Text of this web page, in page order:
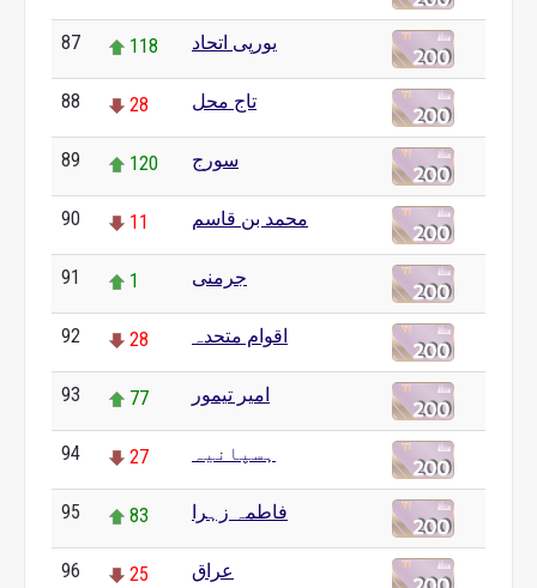
87 118 یورپی اتحاد
88 28 تاج محل
89 120 سورج
90 11 محمد بن قاسم
91 1 جرمنی
92 28 اقوام متحدہ
93 77 امیر تیمور
94 27 ہسپانیہ
95 83 فاطمہ زہرا
96 25 عراق